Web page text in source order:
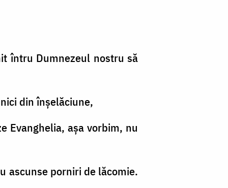
întru Dumnezeul nostru să
din înşelăciune,
Evanghelia, aşa vorbim, nu
ascunse porniri de lăcomie.